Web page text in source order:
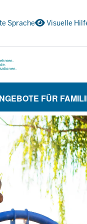
Sprache Visuelle
FÜR
(CURRENT